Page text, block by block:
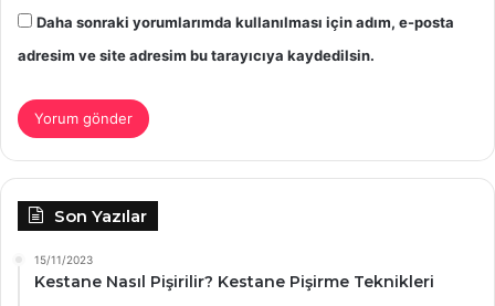
Daha sonraki yorumlarımda kullanılması için adım, e-posta
adresim ve site adresim bu tarayıcıya kaydedilsin.
Son Yazılar
15/11/2023
Kestane Nasıl Pişirilir? Kestane Pişirme Teknikleri